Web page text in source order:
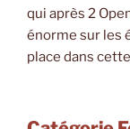
qui après 2
énorme sur les
place dans